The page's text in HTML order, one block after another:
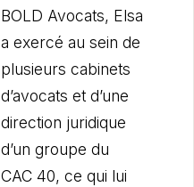
BOLD Avocats, Elsa
a exercé au sein de
plusieurs cabinets
d’avocats et d’une
direction juridique
d’un groupe du
CAC 40, ce qui lui